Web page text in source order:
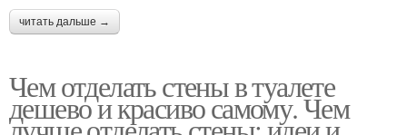
читать дальше →
Чем отделать стены в туалете
дешево и красиво самому. Чем